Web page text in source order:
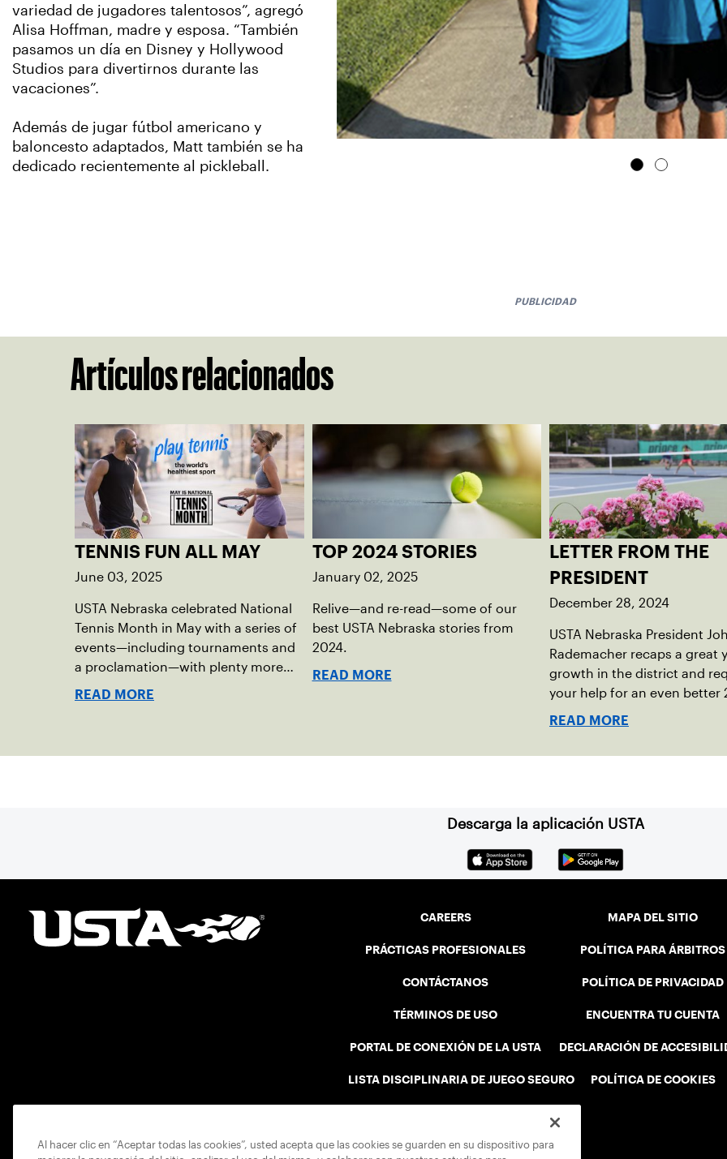
variedad de jugadores talentosos”, agregó
Alisa Hoffman, madre y esposa. “También
pasamos un día en Disney y Hollywood
Studios para divertirnos durante las
vacaciones”.
Además de jugar fútbol americano y
baloncesto adaptados, Matt también se ha
dedicado recientemente al pickleball.
PUBLICIDAD
Artículos relacionados
TENNIS FUN ALL MAY
June 03, 2025
USTA Nebraska celebrated National
Tennis Month in May with a series of
events—including tournaments and
a proclamation—with plenty more
play opportunities available this
READ MORE
TOP 2024 STORIES
January 02, 2025
Relive—and re-read—some of our
best USTA Nebraska stories from
2024.
READ MORE
LETTER FROM THE
PRESIDENT
December 28, 2024
USTA Nebraska President
Rademacher recaps a great
growth in the district and
your help for an even better
READ MORE
Descarga la aplicación USTA
CAREERS
PRÁCTICAS PROFESIONALES
CONTÁCTANOS
TÉRMINOS DE USO
PORTAL DE CONEXIÓN DE LA USTA
LISTA DISCIPLINARIA DE JUEGO SEGURO
MAPA DEL SITIO
POLÍTICA PARA ÁRBITROS
POLÍTICA DE PRIVACIDAD
ENCUENTRA TU CUENTA
DECLARACIÓN DE
POLÍTICA DE COOKIES
Al hacer clic en “Aceptar todas las cookies”, usted acepta que las cookies se guarden en su dispositivo para